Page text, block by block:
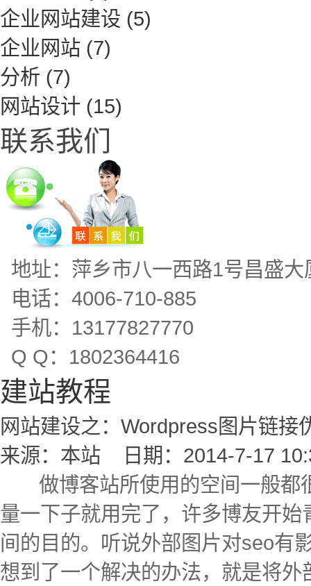
企业网站建设 (5)
企业网站 (7)
分析 (7)
网站设计 (15)
联系我们
地址：萍乡市八一西路1号昌盛大
电话：4006-710-885
手机：13177827770
Q Q：1802364416
建站教程
网站建设之：Wordpress图片链接
来源：本站 日期：2014-7-17
做博客站所使用的空间一般都
量一下子就用完了，许多博友开始
间的 目的。听说外部图片对seo有
想到了一个解决的办法，就是将外